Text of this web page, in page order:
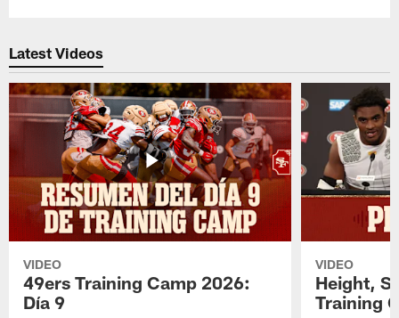
Latest Videos
VIDEO
49ers Training Camp 2026:
Día 9
VIDEO
Height,
Training